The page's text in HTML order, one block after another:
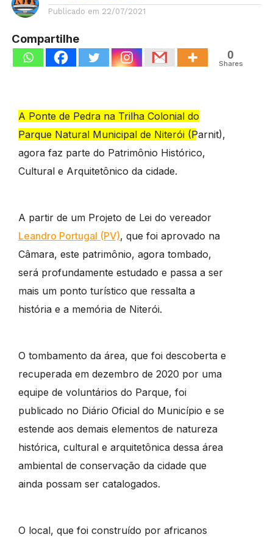
Publicado em 22/07/2021
Compartilhe
0
Shares
A Ponte de Pedra na Trilha Colonial do
Parque Natural Municipal de Niterói (Parnit),
agora faz parte do Patrimônio Histórico,
Cultural e Arquitetônico da cidade.
A partir de um Projeto de Lei do vereador
Leandro Portugal (PV), que foi aprovado na
Câmara, este patrimônio, agora tombado,
será profundamente estudado e passa a ser
mais um ponto turístico que ressalta a
história e a memória de Niterói.
O tombamento da área, que foi descoberta e
recuperada em dezembro de 2020 por uma
equipe de voluntários do Parque, foi
publicado no Diário Oficial do Município e se
estende aos demais elementos de natureza
histórica, cultural e arquitetônica dessa área
ambiental de conservação da cidade que
ainda possam ser catalogados.
O local, que foi construído por africanos